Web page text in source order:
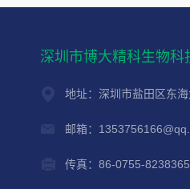
深圳市博大精科生物科
地址：深圳市盐田区东
邮箱：
传真：86-0755-